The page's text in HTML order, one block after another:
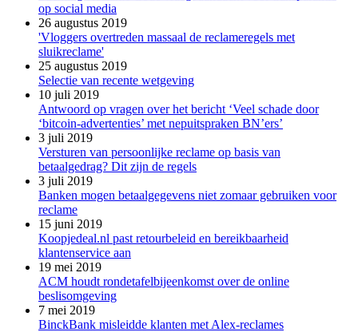
op social media
26 augustus 2019
'Vloggers overtreden massaal de reclameregels met
sluikreclame'
25 augustus 2019
Selectie van recente wetgeving
10 juli 2019
Antwoord op vragen over het bericht ‘Veel schade door
‘bitcoin-advertenties’ met nepuitspraken BN’ers’
3 juli 2019
Versturen van persoonlijke reclame op basis van
betaalgedrag? Dit zijn de regels
3 juli 2019
Banken mogen betaalgegevens niet zomaar gebruiken voor
reclame
15 juni 2019
Koopjedeal.nl past retourbeleid en bereikbaarheid
klantenservice aan
19 mei 2019
ACM houdt rondetafelbijeenkomst over de online
beslisomgeving
7 mei 2019
BinckBank misleidde klanten met Alex-reclames